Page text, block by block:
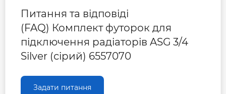
Питання та відповіді
(FAQ) Комплект футорок для
підключення радіаторів ASG 3/4
Silver (сірий) 6557070
Задати питання